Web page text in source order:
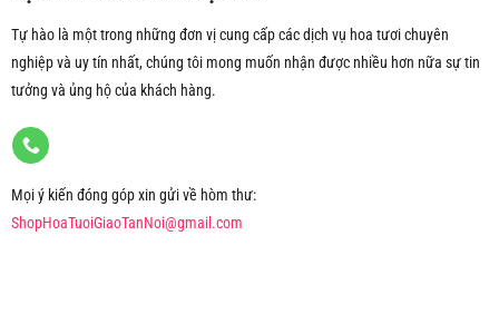
Tự hào là một trong những đơn vị cung cấp các dịch vụ hoa tươi chuyên
nghiệp và uy tín nhất, chúng tôi mong muốn nhận được nhiều hơn nữa sự tin
tưởng và ủng hộ của khách hàng.
Mọi ý kiến đóng góp xin gửi về hòm thư:
ShopHoaTuoiGiaoTanNoi@gmail.com